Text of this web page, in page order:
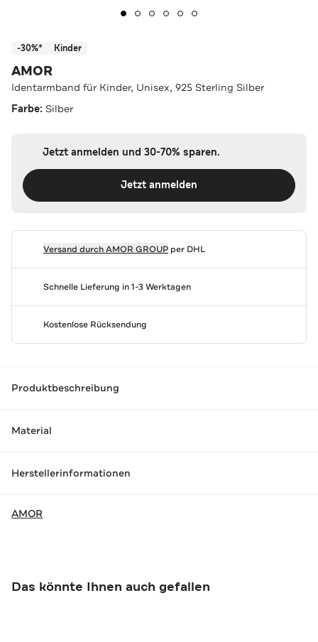
-30%* Kinder
AMOR
Identarmband für Kinder, Unisex, 925 Sterling Silber
Farbe: Silber
Jetzt anmelden und 30-70% sparen.
Jetzt anmelden
Versand durchAMOR GROUPper DHL
Schnelle Lieferung in 1-3 Werktagen
Kostenlose Rücksendung
Produktbeschreibung
Material
Herstellerinformationen
AMOR
Das könnte Ihnen auch gefallen